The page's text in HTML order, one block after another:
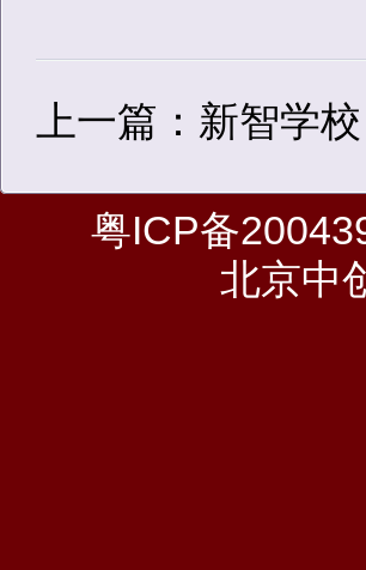
上一篇：新智学校
粤ICP备
北京中